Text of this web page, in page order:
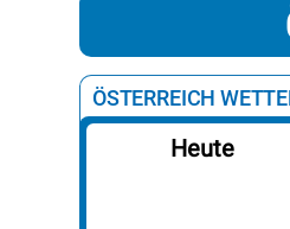
ÖSTERREICH
Heute